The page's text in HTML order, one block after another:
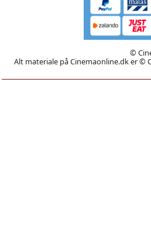
©
Alt materiale på Cinemaonline.dk er ©